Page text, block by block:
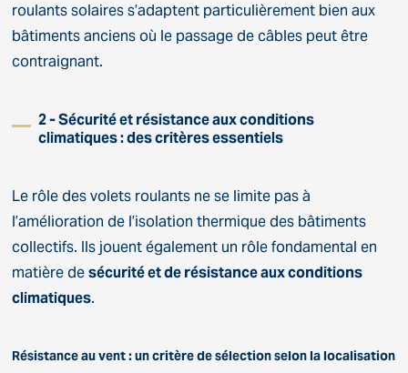
roulants solaires s’adaptent particulièrement bien aux
bâtiments anciens où le passage de câbles peut être
contraignant.
2 - Sécurité et résistance aux conditions
climatiques : des critères essentiels
Le rôle des volets roulants ne se limite pas à
l’amélioration de l’isolation thermique des bâtiments
collectifs. Ils jouent également un rôle fondamental en
matière desécurité et de résistance aux conditions
climatiques.
Résistance au vent : un critère de sélection selon la localisation